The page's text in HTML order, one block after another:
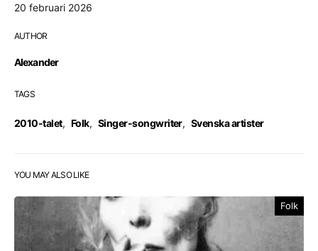
20 februari 2026
AUTHOR
Alexander
TAGS
2010-talet, Folk, Singer-songwriter, Svenska artister
YOU MAY ALSO LIKE
Folk